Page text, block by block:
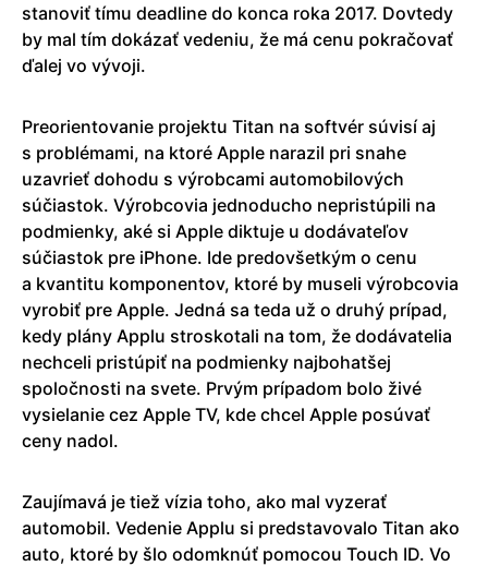
stanoviť tímu deadline do konca roka 2017. Dovtedy
by mal tím dokázať vedeniu, že má cenu pokračovať
ďalej vo vývoji.
Preorientovanie projektu Titan na softvér súvisí aj
s problémami, na ktoré Apple narazil pri snahe
uzavrieť dohodu s výrobcami automobilových
súčiastok. Výrobcovia jednoducho nepristúpili na
podmienky, aké si Apple diktuje u dodávateľov
súčiastok pre iPhone. Ide predovšetkým o cenu
a kvantitu komponentov, ktoré by museli výrobcovia
vyrobiť pre Apple. Jedná sa teda už o druhý prípad,
kedy plány Applu stroskotali na tom, že dodávatelia
nechceli pristúpiť na podmienky najbohatšej
spoločnosti na svete. Prvým prípadom bolo živé
vysielanie cez Apple TV, kde chcel Apple posúvať
ceny nadol.
Zaujímavá je tiež vízia toho, ako mal vyzerať
automobil. Vedenie Applu si predstavovalo Titan ako
auto, ktoré by šlo odomknúť pomocou Touch ID. Vo